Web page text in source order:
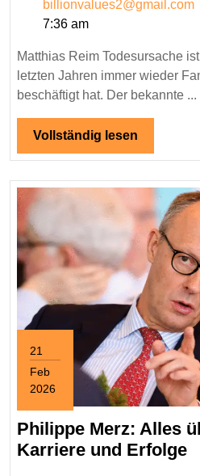
und
über
billionvalues2@gmail.com
7:36 am
Matthias Reim Todesursache
letzten Jahren immer wieder
beschäftigt hat. Der bekannte ...
Vollständig lesen
lesen
21
Feb
2026
February
21,
2026
Philippe Merz: Alles
Karriere und Erfolge